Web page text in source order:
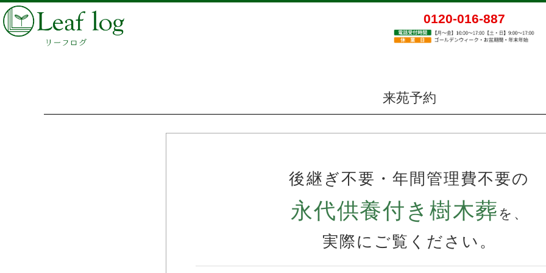
0120-016-887
来苑予約
後継ぎ不要・年間管理費不要の
永代供養付き樹木葬 を、
実際にご覧ください。